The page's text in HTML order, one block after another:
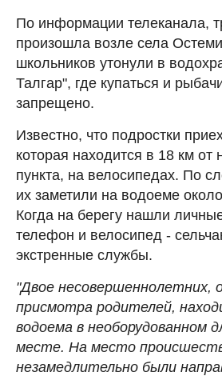
По информации телеканала,
произошла возле села
школьников утонули в
Талгар", где купаться и
запрещено.
Известно, что подростки
которая находится в 18 км от
пункта, на велосипедах. По
их заметили на водоеме
Когда на берегу нашли
телефон и велосипед -
экстренные службы.
"Двое несовершеннолетних,
присмотра родителей,
водоема в необорудованном
месте. На место
незамедлительно были